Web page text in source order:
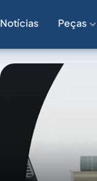
Notícias Peças